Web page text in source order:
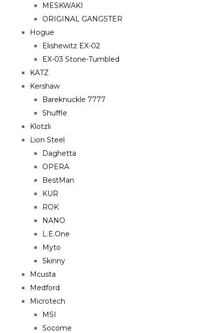
MESKWAKI
ORIGINAL GANGSTER
Hogue
Elishewitz EX-02
EX-03 Stone-Tumbled
KATZ
Kershaw
Bareknuckle 7777
Shuffle
Klotzli
Lion Steel
Daghetta
OPERA
BestMan
KUR
ROK
NANO
L.E.One
Myto
Skinny
Mcusta
Medford
Microtech
MSI
Socome